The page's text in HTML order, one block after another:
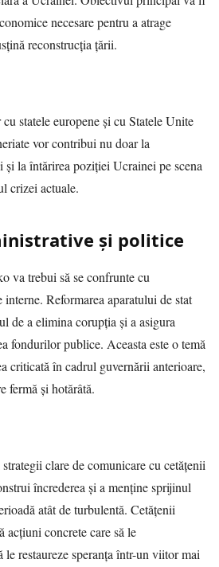
necesare pentru a atrage
reconstrucția țării.
statele europene și cu Statele Unite
vor contribui nu doar la
și la întărirea poziției Ucrainei pe scena
crizei actuale.
și politice
va trebui să se confrunte cu
Reformarea aparatului de stat
de a elimina corupția și a asigura
fondurilor publice. Aceasta este o temă
criticată în cadrul guvernării anterioare,
fermă și hotărâtă.
clare de comunicare cu cetățenii
încrederea și a menține sprijinul
atât de turbulentă. Cetățenii
acțiuni concrete care să le
le restaureze speranța într-un viitor mai